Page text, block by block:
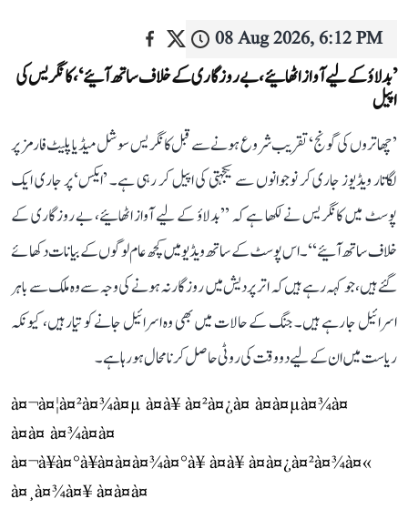
08 Aug 2026, 6:12 PM
’بدلاؤ کے لیے آواز اٹھائیے، بے روزگاری کے خلاف ساتھ آئیے‘، کانگریس کی
اپیل
’چھاتروں کی گونج‘ تقریب شروع ہونے سے قبل کانگریس سوشل میڈیا پلیٹ فارمز پر
لگاتار ویڈیوز جاری کر نوجوانوں سے یکجہتی کی اپیل کر رہی ہے۔ ’ایکس‘ پر جاری ایک
پوسٹ میں کانگریس نے لکھا ہے کہ ’’بدلاؤ کے لیے آواز اٹھائیے، بے روزگاری کے
خلاف ساتھ آئیے‘‘۔ اس پوسٹ کے ساتھ ویڈیو میں کچھ عام لوگوں کے بیانات دکھائے
گئے ہیں، جو کہہ رہے ہیں کہ اتر پردیش میں روزگار نہ ہونے کی وجہ سے وہ ملک سے باہر
اسرائیل جا رہے ہیں۔ جنگ کے حالات میں بھی وہ اسرائیل جانے کو تیار ہیں، کیونکہ
ریاست میں ان کے لیے دو وقت کی روٹی حاصل کرنا محال ہو رہا ہے۔
à¤¬à¤¦à¤²à¤¾à¤µ à¤à¥ à¤²à¤¿à¤ à¤à¤µà¤¾à¤
à¤à¤ à¤¾à¤à¤
à¤¬à¥à¤°à¥à¤à¤à¤¾à¤°à¥ à¤à¥ à¤à¤¿à¤²à¤¾à¤«
à¤¸à¤¾à¤¥ à¤à¤à¤